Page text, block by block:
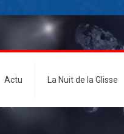
Actu La Nuit de la Glisse